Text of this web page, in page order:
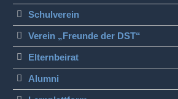
Schulverein
Verein „Freunde der DST“
Elternbeirat
Alumni